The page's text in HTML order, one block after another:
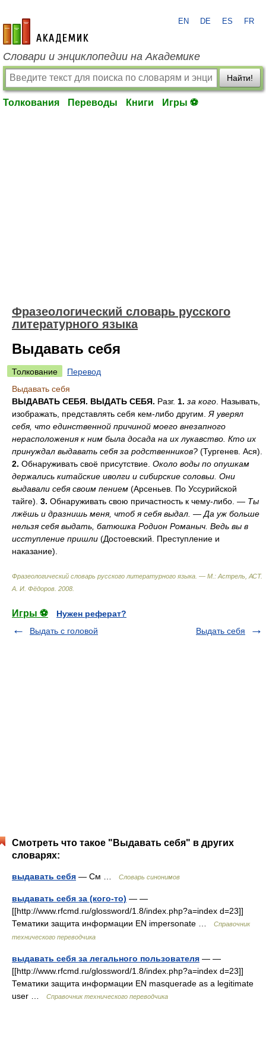
academic.ru
EN DE ES FR
Словари и энциклопедии на Академике
Найти!
Толкования Переводы Книги Игры ⚽
Фразеологический словарь русского
литературного языка
Выдавать себя
Толкование
Перевод
Выдавать себя
ВЫДАВАТЬ СЕБЯ. ВЫДАТЬ СЕБЯ. Разг. 1. за кого . Называть,
изображать, представлять себя кем-либо другим. Я уверял
себя, что единственной причиной моего внезапного
нерасположения к ним была досада на их лукавство. Кто их
принуждал выдавать себя за родственников? (Тургенев. Ася).
2. Обнаруживать своё присутствие. Около воды по опушкам
держались китайские иволги и сибирские соловьи. Они
выдавали себя своим пением (Арсеньев. По Уссурийской
тайге). 3. Обнаруживать свою причастность к чему-либо. — Ты
лжёшь и дразнишь меня, чтоб я себя выдал. — Да уж больше
нельзя себя выдать, батюшка Родион Романыч. Ведь вы в
исступление пришли (Достоевский. Преступление и
наказание).
Фразеологический словарь русского литературного языка. — М.: Астрель, АСТ.
А. И. Фёдоров 2008
Игры ⚽
Нужен реферат?
Выдать с головой
Выдать себя
Смотреть что такое "Выдавать себя" в других
словарях:
выдавать себя — См … Словарь синонимов
выдавать себя за (кого-то) — —
[[http://www.rfcmd.ru/glossword/1.8/index.php?a=index d=23]]
Тематики защита информации EN impersonate …
Справочник
технического переводчика
выдавать себя за легального пользователя — —
[[http://www.rfcmd.ru/glossword/1.8/index.php?a=index d=23]]
Тематики защита информации EN masquerade as a legitimate
user …
Справочник технического переводчика